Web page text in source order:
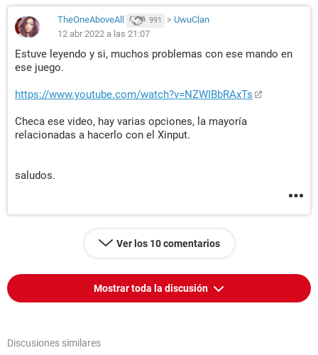
TheOneAboveAll 991 > UwuClan
12 abr 2022 a las 21:07
Estuve leyendo y si, muchos problemas con ese mando en
ese juego.
https://www.youtube.com/watch?v=NZWIBbRAxTs
Checa ese video, hay varias opciones, la mayoría
relacionadas a hacerlo con el Xinput.
saludos.
Ver los 10 comentarios
Mostrar toda la discusión
Discusiones similares